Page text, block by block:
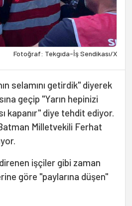
Fotoğraf: Tekgıda-İş Sendikası/X
selamını getirdik" diyerek
geçip "Yarın hepinizi
kapanır" diye tehdit ediyor.
Milletvekili Ferhat
işçiler gibi zaman
göre "paylarına düşen"